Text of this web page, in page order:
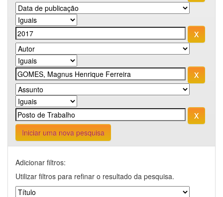
Iniciar uma nova pesquisa
Adicionar filtros:
Utilizar filtros para refinar o resultado da pesquisa.